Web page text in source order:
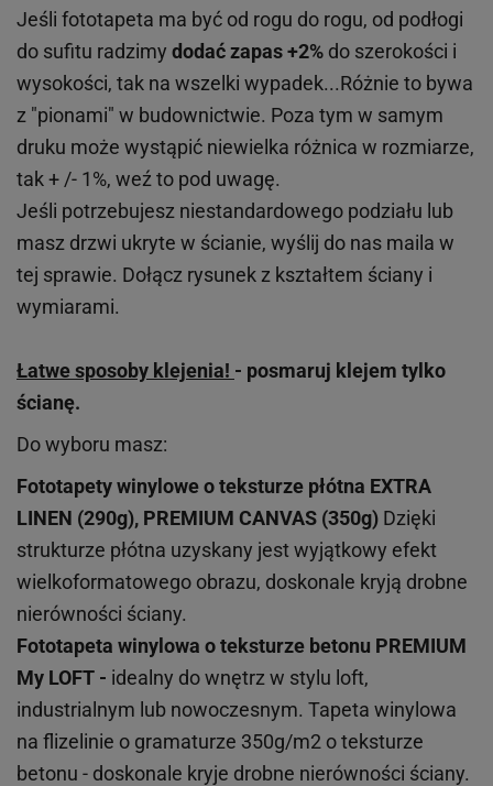
Jeśli fototapeta ma być od rogu do rogu, od podłogi
do sufitu radzimy dodać zapas +2% do szerokości i
wysokości, tak na wszelki wypadek...Różnie to bywa
z "pionami" w budownictwie. Poza tym w samym
druku może wystąpić niewielka różnica w rozmiarze,
tak + /- 1%, weź to pod uwagę.
Jeśli potrzebujesz niestandardowego podziału lub
masz drzwi ukryte w ścianie, wyślij do nas maila w
tej sprawie. Dołącz rysunek z kształtem ściany i
wymiarami.
Łatwe sposoby klejenia! - posmaruj klejem tylko
ścianę.
Do wyboru masz:
Fototapety winylowe oteksturze płótna EXTRA
LINEN (290g), PREMIUM CANVAS (350g) Dzięki
strukturze płótna uzyskany jest wyjątkowy efekt
wielkoformatowego obrazu, doskonale kryją drobne
nierówności ściany.
Fototapeta winylowa oteksturze betonu PREMIUM
My LOFT - idealny do wnętrz w stylu loft,
industrialnym lub nowoczesnym. Tapeta winylowa
na flizelinie o gramaturze 350g/m2 o teksturze
betonu - doskonale kryje drobne nierówności ściany.